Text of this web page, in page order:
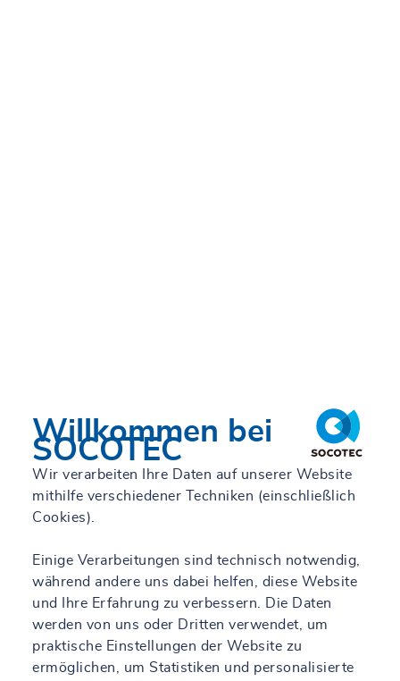
Willkommen bei
SOCOTEC
Wir verarbeiten Ihre Daten auf unserer Website
mithilfe verschiedener Techniken (einschließlich
Cookies).
Einige Verarbeitungen sind technisch notwendig,
während andere uns dabei helfen, diese Website
und Ihre Erfahrung zu verbessern. Die Daten
werden von uns oder Dritten verwendet, um
praktische Einstellungen der Website zu
ermöglichen, um Statistiken und personalisierte